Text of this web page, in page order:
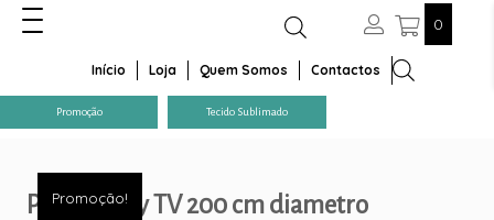
0
Início Loja Quem Somos Contactos
Promoção Tecido Sublimado
Promoção!
Painel Baby TV 200 cm diametro